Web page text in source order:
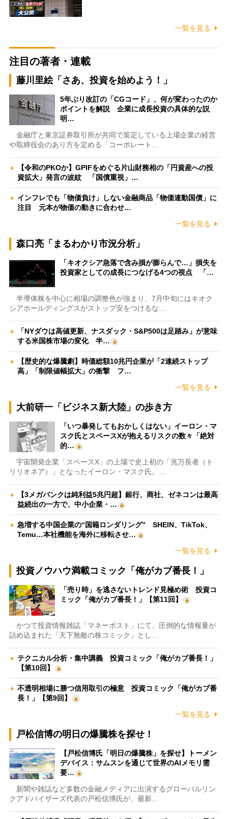
一覧を見る
注目の著者・連載
藤川里絵「さあ、投資を始めよう！」
5年ぶり改訂の「CGコード」、何が変わったのか
ポイントを解説 企業に成長投資の具体的な説
明…
金融庁と東京証券取引所が共同で策定している上場企業の経営
や取締役会のあり方を定める「コーポレート…
【令和のPKOか】GPIFをめぐる片山財務相の「円資産への投
資拡大」発言の波紋 「国債重視」…
インフレでも「物価負け」しない金融商品「物価連動国債」に
注目 元本が物価の動きに合わせ…
一覧を見る
森口亮「まるわかり市況分析」
「キオクシア急落で含み損が膨らんで…」損失を
投資家としての成長につなげる4つの視点 「…
半導体株を中心に相場の調整色が強まり、7月中旬にはキオク
シアホールディングスがストップ安をつけるな…
「NYダウは高値更新、ナスダック・S&P500は足踏み」が意味
する米国株市場の変化 半…
【歴史的な爆騰劇】時価総額10兆円企業が「2連続ストップ
高」「制限値幅拡大」の衝撃 フ…
一覧を見る
大前研一「ビジネス新大陸」の歩き方
「いつ暴発してもおかしくはない」イーロン・マ
スク氏とスペースXが抱えるリスクの数々「絶対
的…
宇宙開発企業「スペースX」の上場で史上初の「兆万長者（ト
リリオネア）」となったイーロン・マスク氏。…
【3メガバンクは純利益5兆円超】銀行、商社、ゼネコンは最高
益続出の一方で、中小企業・…
急増する中国企業の“国籍ロンダリング” SHEIN、TikTok、
Temu…本社機能を海外に移転させ…
一覧を見る
投資ノウハウ満載コミック「俺がカブ番長！」
「売り時」を逃さないトレンド見極め術 投資コ
ミック「俺がカブ番長！」【第11回】
かつて投資情報雑誌「マネーポスト」にて、圧倒的な情報量が
詰め込まれた「天下無敵の株コミック」とし…
テクニカル分析・集中講義 投資コミック「俺がカブ番長！」
【第10回】
不透明相場に勝つ信用取引の極意 投資コミック「俺がカブ番
長！」【第9回】
一覧を見る
戸松信博の明日の爆騰株を探せ！
【戸松信博氏「明日の爆騰株」を探せ】トーメン
デバイス：サムスンを通じて世界のAIメモリ需
要…
新聞や雑誌など多数の金融メディアに出演するグローバルリン
クアドバイザーズ代表の戸松信博氏が、最新…